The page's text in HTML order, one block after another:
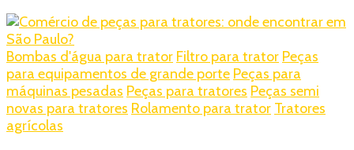
Bombas d'água para trator Filtro para trator Peças
para equipamentos de grande porte Peças para
máquinas pesadas Peças para tratores Peças semi
novas para tratores Rolamento para trator Tratores
agrícolas